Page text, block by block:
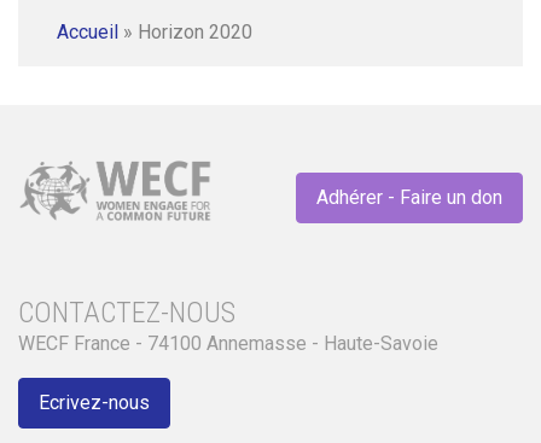
Accueil » Horizon 2020
Adhérer - Faire un don
CONTACTEZ-NOUS
WECF France - 74100 Annemasse - Haute-Savoie
Ecrivez-nous